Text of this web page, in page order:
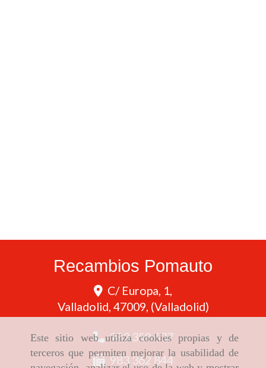
Este sitio web utiliza cookies propias y de
terceros que permiten mejorar la usabilidad de
Recambios Pomauto
C/ Europa, 1,
Valladolid, 47009, (Valladolid)
983 359 637
983 362 844